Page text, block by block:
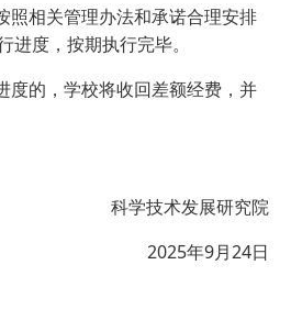
照相关管理办法和承诺合理安排
度，按期执行完毕。
度的，学校将收回差额经费，并
科学技术发展研究院
2025年9月24日